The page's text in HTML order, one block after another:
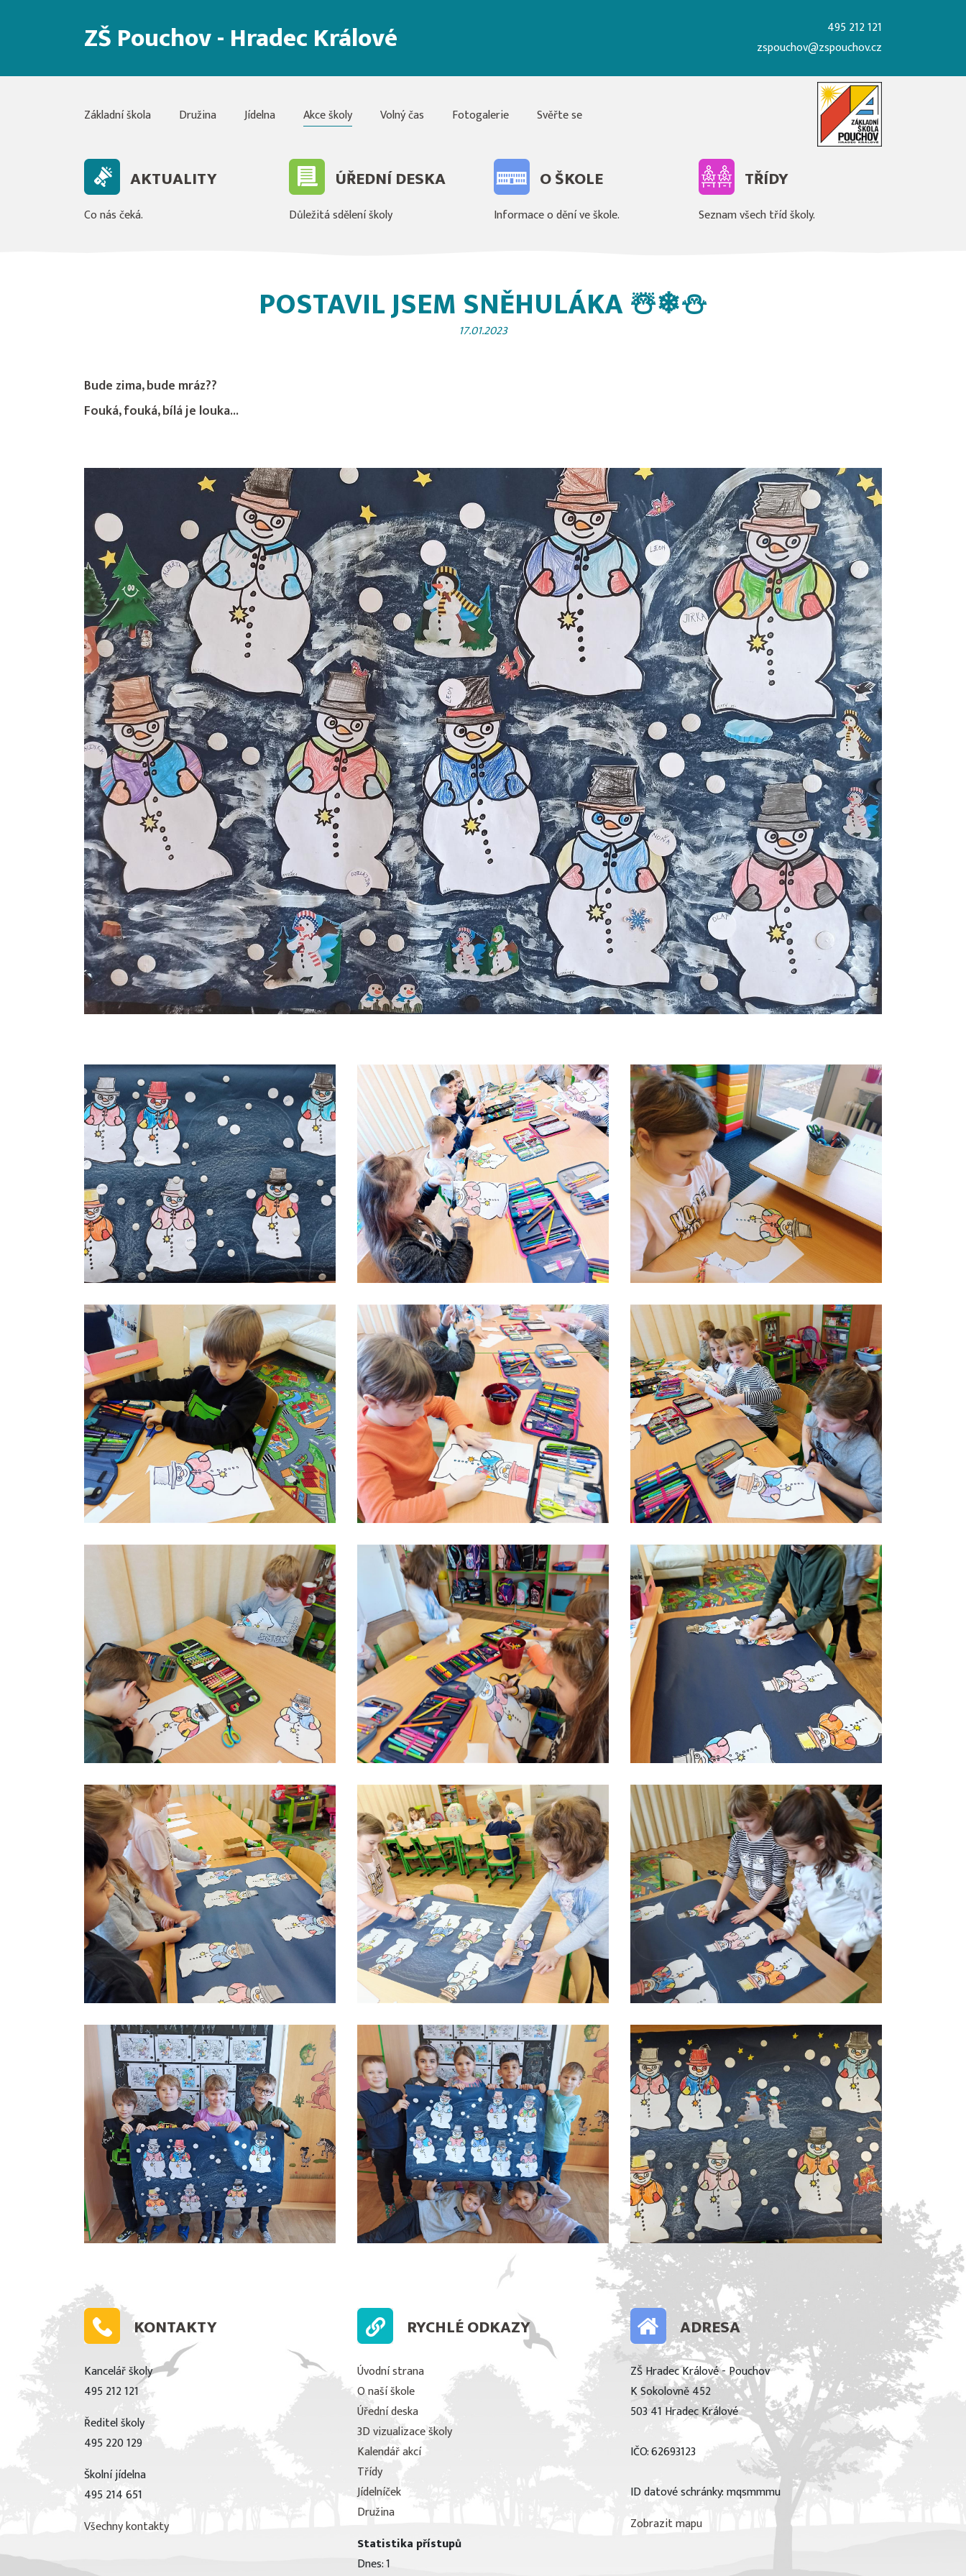
ZŠ Pouchov - Hradec Králové
495 212 121
zspouchov@zspouchov.cz
Základní škola Družina Jídelna Akce školy Volný čas Fotogalerie Svěřte se
AKTUALITY
Co nás čeká.
ÚŘEDNÍ DESKA
Důležitá sdělení školy
O ŠKOLE
Informace o dění ve škole.
TŘÍDY
Seznam všech tříd školy.
POSTAVIL JSEM SNĚHULÁKA ☃️❄⛄
17.01.2023
Bude zima, bude mráz??
Fouká, fouká, bílá je louka...
KONTAKTY
Kancelář školy
495 212 121
Ředitel školy
495 220 129
Školní jídelna
495 214 651
Všechny kontakty
RYCHLÉ ODKAZY
Úvodní strana
O naší škole
Úřední deska
3D vizualizace školy
Kalendář akcí
Třídy
Jídelníček
Družina
Statistika přístupů
Dnes: 1
ADRESA
ZŠ Hradec Králové - Pouchov
K Sokolovně 452
503 41 Hradec Králové
IČO: 62693123
ID datové schránky: mqsmmmu
Zobrazit mapu